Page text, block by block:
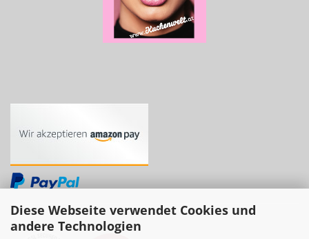
Diese Webseite verwendet Cookies und
andere Technologien